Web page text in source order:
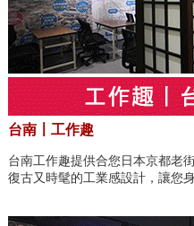
台南〡工作趣
台南工作趣提供合您日本京都老
復古又時髦的工業感設計，讓您身